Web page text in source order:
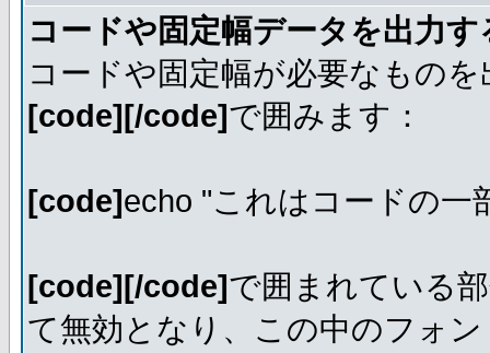
コードや固定幅データを出力す
コードや固定幅が必要なもの
[code][/code]で囲みます：
[code]echo "これはコードの一
[code][/code]で囲まれている
て無効となり、この中のフォ